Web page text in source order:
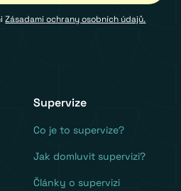
Zásadami ochrany osobních údajů.
Supervize
Co je to supervize?
Jak domluvit supervizi?
Články o supervizi